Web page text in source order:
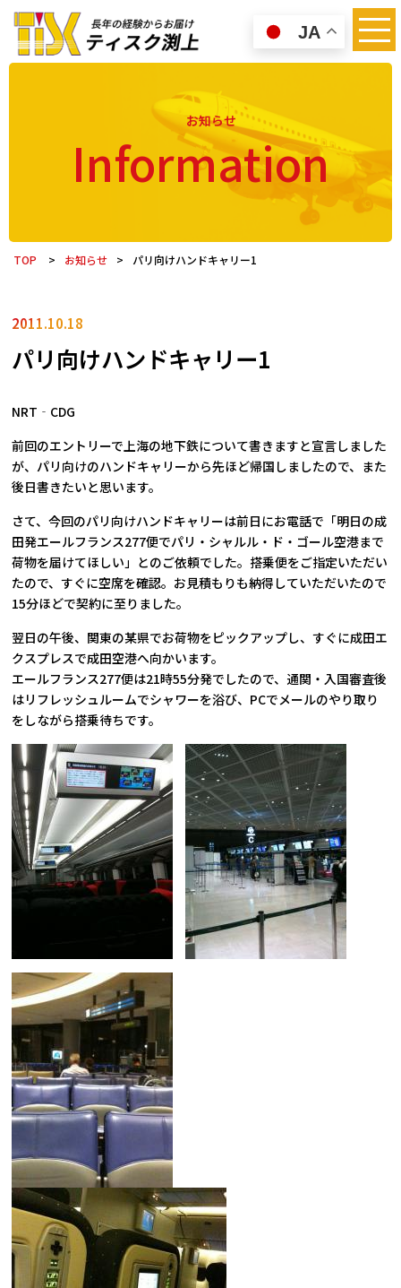
お知らせ
Information
TOP > お知らせ > パリ向けハンドキャリー1
2011.10.18
パリ向けハンドキャリー1
NRT‐CDG
前回のエントリーで上海の地下鉄について書きますと宣言しました
が、パリ向けのハンドキャリーから先ほど帰国しましたので、また
後日書きたいと思います。
さて、今回のパリ向けハンドキャリーは前日にお電話で「明日の成
田発エールフランス277便でパリ・シャルル・ド・ゴール空港まで
荷物を届けてほしい」とのご依頼でした。搭乗便をご指定いただい
たので、すぐに空席を確認。お見積もりも納得していただいたので
15分ほどで契約に至りました。
翌日の午後、関東の某県でお荷物をピックアップし、すぐに成田エ
クスプレスで成田空港へ向かいます。
エールフランス277便は21時55分発でしたので、通関・入国審査後
はリフレッシュルームでシャワーを浴び、PCでメールのやり取り
をしながら搭乗待ちです。
JA